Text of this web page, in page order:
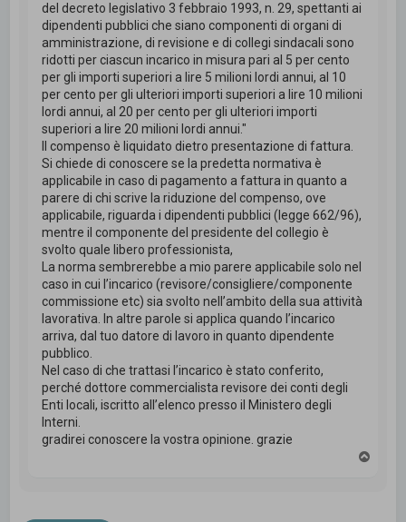
del decreto legislativo 3 febbraio 1993, n. 29, spettanti ai
dipendenti pubblici che siano componenti di organi di
amministrazione, di revisione e di collegi sindacali sono
ridotti per ciascun incarico in misura pari al 5 per cento
per gli importi superiori a lire 5 milioni lordi annui, al 10
per cento per gli ulteriori importi superiori a lire 10 milioni
lordi annui, al 20 per cento per gli ulteriori importi
superiori a lire 20 milioni lordi annui."
Il compenso è liquidato dietro presentazione di fattura.
Si chiede di conoscere se la predetta normativa è
applicabile in caso di pagamento a fattura in quanto a
parere di chi scrive la riduzione del compenso, ove
applicabile, riguarda i dipendenti pubblici (legge 662/96),
mentre il componente del presidente del collegio è
svolto quale libero professionista,
La norma sembrerebbe a mio parere applicabile solo nel
caso in cui l’incarico (revisore/consigliere/componente
commissione etc) sia svolto nell’ambito della sua attività
lavorativa. In altre parole si applica quando l’incarico
arriva, dal tuo datore di lavoro in quanto dipendente
pubblico.
Nel caso di che trattasi l’incarico è stato conferito,
perché dottore commercialista revisore dei conti degli
Enti locali, iscritto all’elenco presso il Ministero degli
Interni.
gradirei conoscere la vostra opinione. grazie